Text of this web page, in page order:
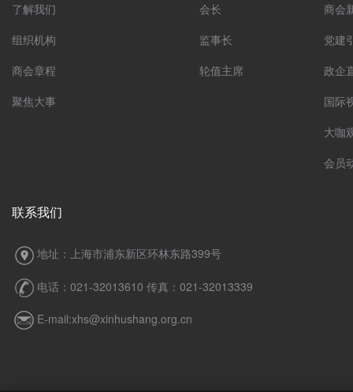
了解我们
组织机构
商会章程
聚焦大事
会长
监事长
轮值主席
商会
党建
政企
国际
大咖
会员
联系我们
地址：上海市浦东新区环林东路399号
电话：021-32013610 传真：021-32013339
E-mail:xhs@xinhushang.org.cn